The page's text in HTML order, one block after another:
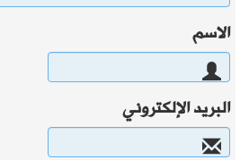
الاسم
البريد الإلكتروني